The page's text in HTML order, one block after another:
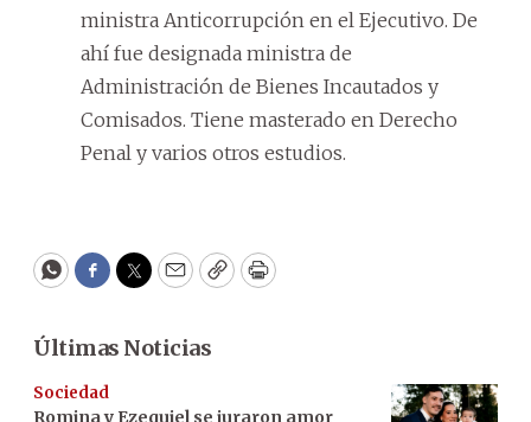
ministra Anticorrupción en el Ejecutivo. De
ahí fue designada ministra de
Administración de Bienes Incautados y
Comisados. Tiene masterado en Derecho
Penal y varios otros estudios.
WhatsApp
Facebook
Twitter
EmailCopyPrint
Últimas Noticias
Sociedad
Romina y Ezequiel se juraron amor